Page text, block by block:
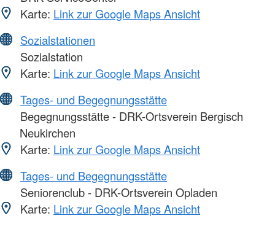
Karte: Link zur Google Maps Ansicht
Sozialstationen
Sozialstation
Karte: Link zur Google Maps Ansicht
Tages- und Begegnungsstätte
Begegnungsstätte - DRK-Ortsverein Bergisch
Neukirchen
Karte: Link zur Google Maps Ansicht
Tages- und Begegnungsstätte
Seniorenclub - DRK-Ortsverein Opladen
Karte: Link zur Google Maps Ansicht